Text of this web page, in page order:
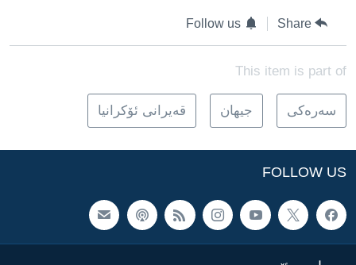
Share
Follow us
This item is part of
سه‌ره‌کی جیهان قەیرانی ئۆکرانیا
FOLLOW US